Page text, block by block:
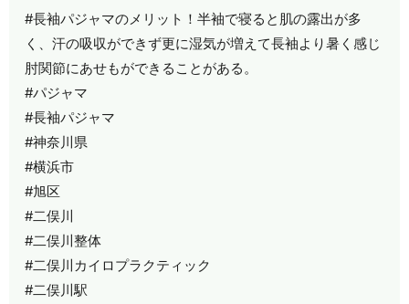
#長袖パジャマのメリット！半袖で寝ると肌の露出が多
く、汗の吸収ができず更に湿気が増えて長袖より暑く感じ
肘関節にあせもができることがある。
#パジャマ
#長袖パジャマ
#神奈川県
#横浜市
#旭区
#二俣川
#二俣川整体
#二俣川カイロプラクティック
#二俣川駅